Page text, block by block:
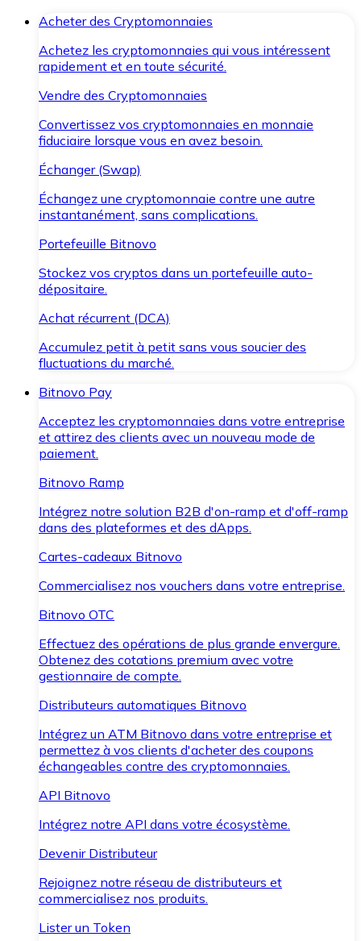
Acheter des Cryptomonnaies
Achetez les cryptomonnaies qui vous intéressent
rapidement et en toute sécurité.
Vendre des Cryptomonnaies
Convertissez vos cryptomonnaies en monnaie
fiduciaire lorsque vous en avez besoin.
Échanger (Swap)
Échangez une cryptomonnaie contre une autre
instantanément, sans complications.
Portefeuille Bitnovo
Stockez vos cryptos dans un portefeuille auto-
dépositaire.
Achat récurrent (DCA)
Accumulez petit à petit sans vous soucier des
fluctuations du marché.
Bitnovo Pay
Acceptez les cryptomonnaies dans votre entreprise
et attirez des clients avec un nouveau mode de
paiement.
Bitnovo Ramp
Intégrez notre solution B2B d'on-ramp et d'off-ramp
dans des plateformes et des dApps.
Cartes-cadeaux Bitnovo
Commercialisez nos vouchers dans votre entreprise.
Bitnovo OTC
Effectuez des opérations de plus grande envergure.
Obtenez des cotations premium avec votre
gestionnaire de compte.
Distributeurs automatiques Bitnovo
Intégrez un ATM Bitnovo dans votre entreprise et
permettez à vos clients d'acheter des coupons
échangeables contre des cryptomonnaies.
API Bitnovo
Intégrez notre API dans votre écosystème.
Devenir Distributeur
Rejoignez notre réseau de distributeurs et
commercialisez nos produits.
Lister un Token